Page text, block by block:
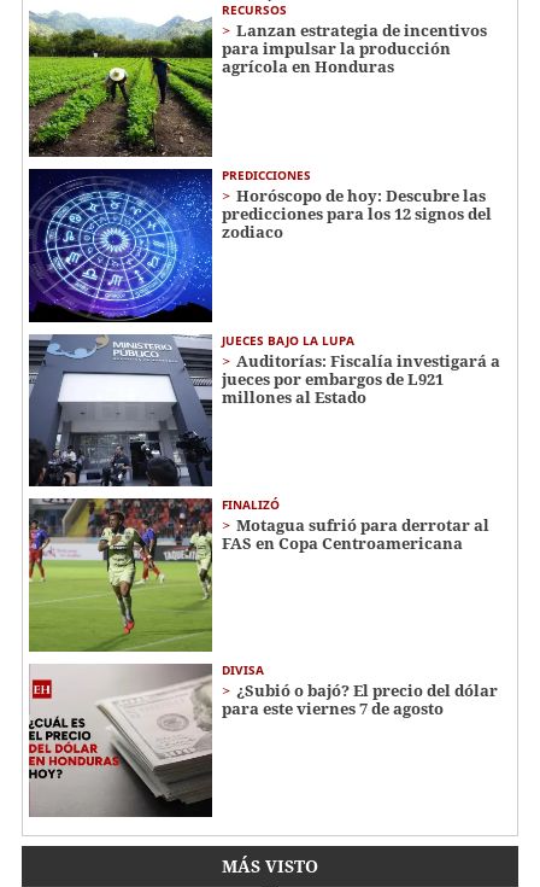
RECURSOS
Lanzan estrategia de incentivos
para impulsar la producción
agrícola en Honduras
PREDICCIONES
Horóscopo de hoy: Descubre las
predicciones para los 12 signos del
zodiaco
JUECES BAJO LA LUPA
Auditorías: Fiscalía investigará a
jueces por embargos de L921
millones al Estado
FINALIZÓ
Motagua sufrió para derrotar al
FAS en Copa Centroamericana
DIVISA
¿Subió o bajó? El precio del dólar
para este viernes 7 de agosto
MÁS VISTO